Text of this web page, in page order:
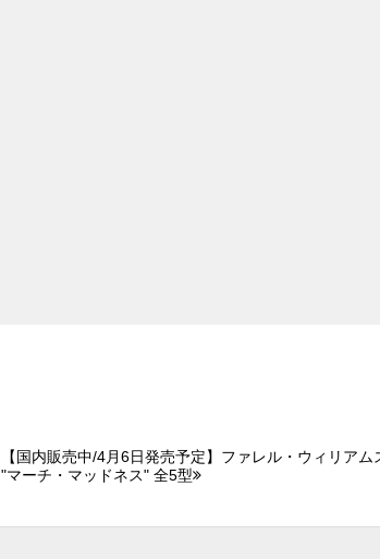
【国内販売中/4月6日発売予定】ファレル・ウィリア
"マーチ・マッドネス" 全5型